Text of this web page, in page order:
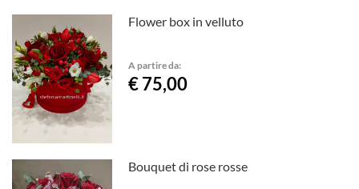
Flower box in velluto
A partire da:
€ 75,00
Bouquet di rose rosse